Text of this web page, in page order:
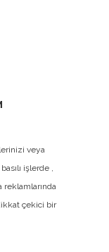
veya
işlerde ,
reklamlarında
çekici bir